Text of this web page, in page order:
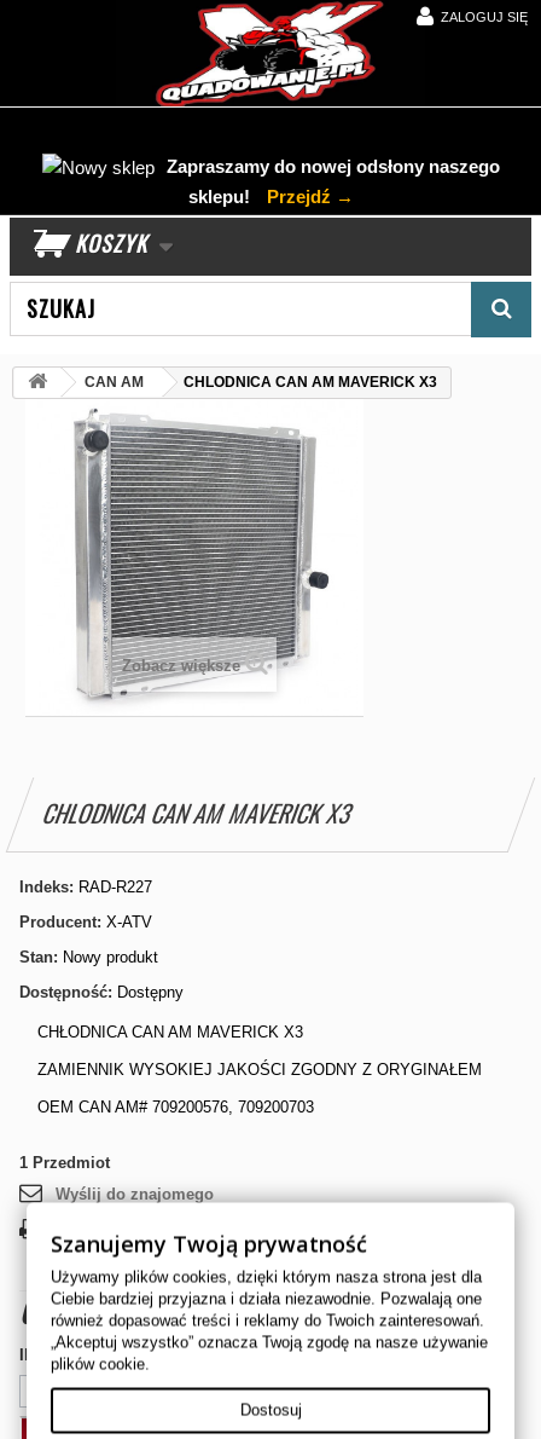
ZALOGUJ SIĘ
Zapraszamy do nowej odsłony naszego
sklepu!
Przejdź →
KOSZYK
CAN AM CHLODNICA CAN AM MAVERICK X3
Zobacz większe
CHLODNICA CAN AM MAVERICK X3
Indeks: RAD-R227
Producent: X-ATV
Stan: Nowy produkt
Dostępność: Dostępny
CHŁODNICA CAN AM MAVERICK X3
ZAMIENNIK WYSOKIEJ JAKOŚCI ZGODNY Z ORYGINAŁEM
OEM CAN AM# 709200576, 709200703
1 Przedmiot
Wyślij do znajomego
675,00 złbrutto
Ilość
Szanujemy Twoją prywatność
Używamy plików cookies, dzięki którym nasza strona jest dla
Ciebie bardziej przyjazna i działa niezawodnie. Pozwalają one
również dopasować treści i reklamy do Twoich zainteresowań.
„Akceptuj wszystko” oznacza Twoją zgodę na nasze używanie
plików cookie.
Dostosuj